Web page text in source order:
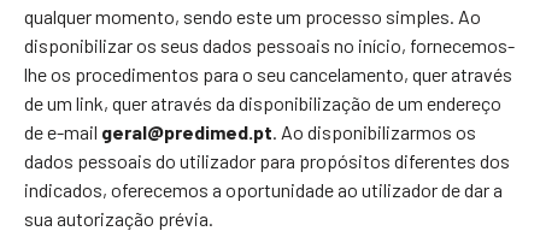
qualquer momento, sendo este um processo simples. Ao
disponibilizar os seus dados pessoais no início, fornecemos-
lhe os procedimentos para o seu cancelamento, quer através
de um link, quer através da disponibilização de um endereço
de e-mail geral@predimed.pt. Ao disponibilizarmos os
dados pessoais do utilizador para propósitos diferentes dos
indicados, oferecemos a oportunidade ao utilizador de dar a
sua autorização prévia.